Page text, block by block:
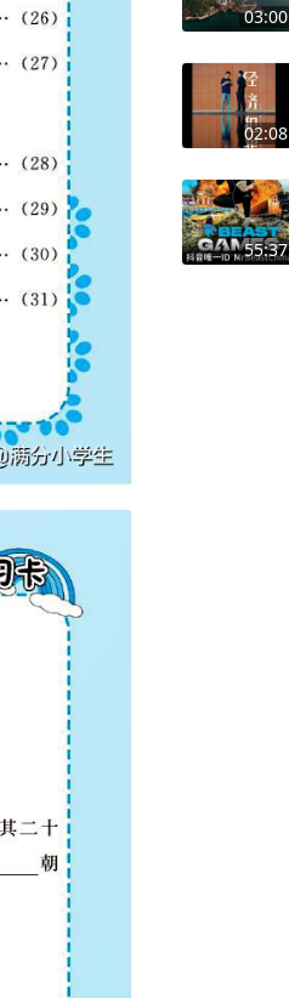
03:00
02:08
55:37